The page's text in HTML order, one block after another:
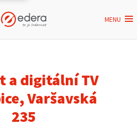
MENU
a digitální TV
Varšavská
235